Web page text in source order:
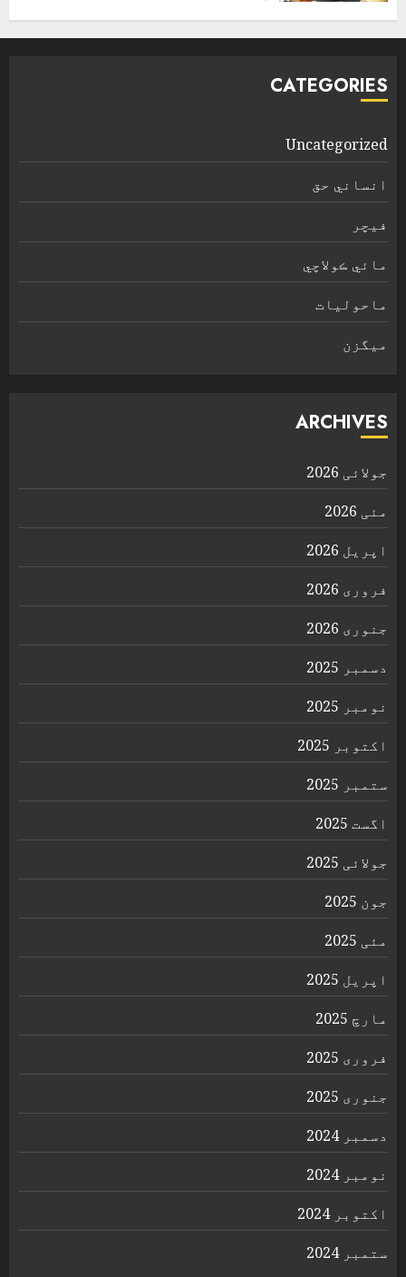
CATEGORIES
Uncategorized
انساني حق
فیچر
مائي ڪولاچي
ماحولیات
ميگزن
ARCHIVES
جولائی 2026
مئی 2026
اپریل 2026
فروری 2026
جنوری 2026
دسمبر 2025
نومبر 2025
اکتوبر 2025
ستمبر 2025
اگست 2025
جولائی 2025
جون 2025
مئی 2025
اپریل 2025
مارچ 2025
فروری 2025
جنوری 2025
دسمبر 2024
نومبر 2024
اکتوبر 2024
ستمبر 2024